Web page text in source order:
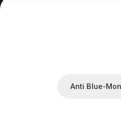
Anti Blue-